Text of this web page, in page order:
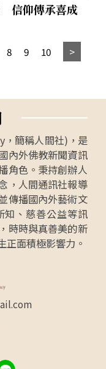
信仰傳承喜成
8 9 10
，簡稱人間社)，是
內外佛教新聞資訊
角色。秉持創辦人
，人間通訊社報導
傳播國內外藝術文
知、慈善公益等訊
時時與真善美的新
正面積極影響力。